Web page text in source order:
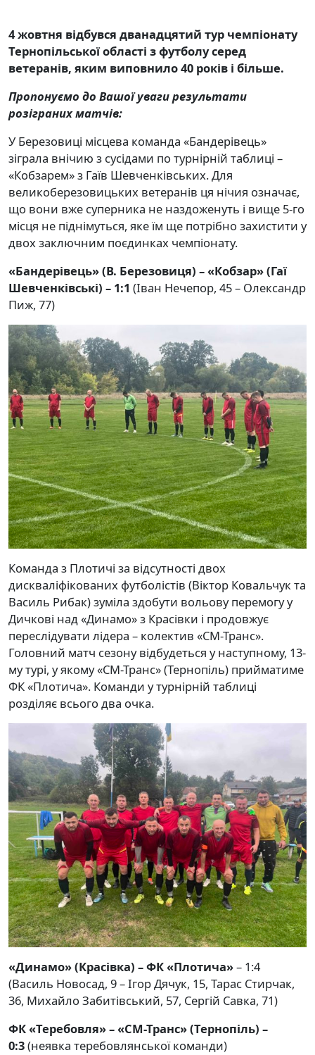
4 жовтня відбувся дванадцятий тур чемпіонату
Тернопільської області з футболу серед
ветеранів, яким виповнило 40 років і більше.
Пропонуємо до Вашої уваги результати
розіграних матчів:
У Березовиці місцева команда «Бандерівець»
зіграла внічию з сусідами по турнірній таблиці –
«Кобзарем» з Гаїв Шевченківських. Для
великоберезовицьких ветеранів ця нічия означає,
що вони вже суперника не наздоженуть і вище 5-го
місця не піднімуться, яке їм ще потрібно захистити у
двох заключним поєдинках чемпіонату.
«Бандерівець» (В. Березовиця) – «Кобзар» (Гаї
Шевченківські) – 1:1 (Іван Нечепор, 45 – Олександр
Пиж, 77)
Команда з Плотичі за відсутності двох
дискваліфікованих футболістів (Віктор Ковальчук та
Василь Рибак) зуміла здобути вольову перемогу у
Дичкові над «Динамо» з Красівки і продовжує
переслідувати лідера – колектив «СМ-Транс».
Головний матч сезону відбудеться у наступному, 13-
му турі, у якому «СМ-Транс» (Тернопіль) прийматиме
ФК «Плотича». Команди у турнірній таблиці
розділяє всього два очка.
«Динамо» (Красівка) – ФК «Плотича»– 1:4
(Василь Новосад, 9 – Ігор Дячук, 15, Тарас Стирчак,
36, Михайло Забитівський, 57, Сергій Савка, 71)
ФК «Теребовля» – «СМ-Транс» (Тернопіль) –
0:3(неявка теребовлянської команди)